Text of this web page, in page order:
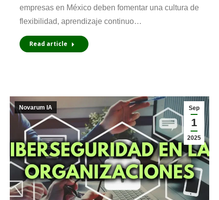
empresas en México deben fomentar una cultura de
flexibilidad, aprendizaje continuo…
Read article
Sep
1
2025
Novarum IA